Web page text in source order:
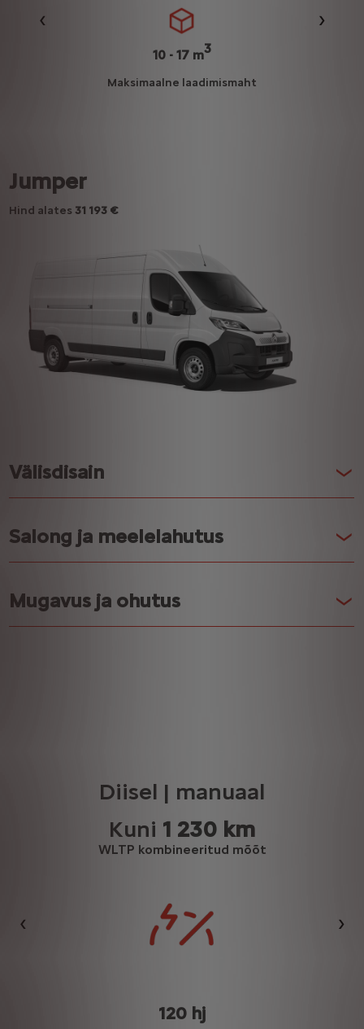
Eelmine
10 - 17 m3
Maksimaalne laadimismaht
Jumper
Hind alates 31 193 €
Välisdisain
Salong ja meelelahutus
Mugavus ja ohutus
Diisel | manuaal
Kuni 1 230 km
WLTP kombineeritud mõõt
Eelmine
120 hj